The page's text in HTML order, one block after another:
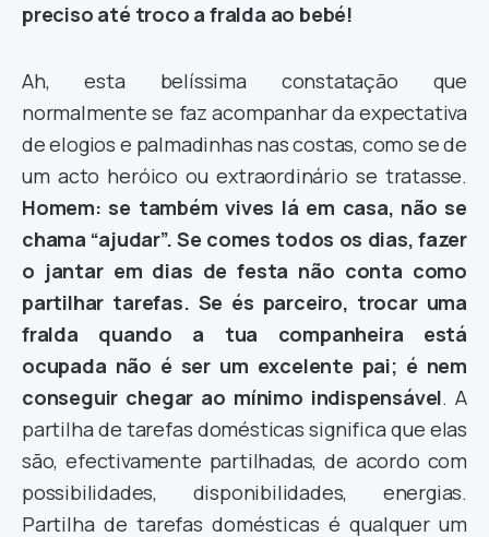
preciso até troco a fralda ao bebé!
Ah, esta belíssima constatação que
normalmente se faz acompanhar da expectativa
de elogios e palmadinhas nas costas, como se de
um acto heróico ou extraordinário se tratasse.
Homem: se também vives lá em casa, não se
chama “ajudar”. Se comes todos os dias, fazer
o jantar em dias de festa não conta como
partilhar tarefas. Se és parceiro, trocar uma
fralda quando a tua companheira está
ocupada não é ser um excelente pai; é nem
conseguir chegar ao mínimo indispensável. A
partilha de tarefas domésticas significa que elas
são, efectivamente partilhadas, de acordo com
possibilidades, disponibilidades, energias.
Partilha de tarefas domésticas é qualquer um